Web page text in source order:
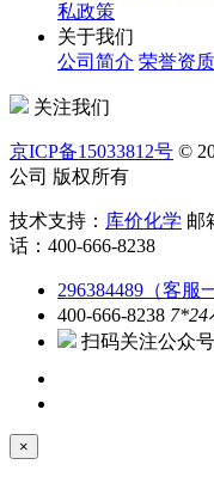
私政策
关于我们
公司简介 荣誉资质
关注我们
京ICP备15033812号 ©
公司 版权所有
技术支持： 库价化学 邮
话：400-666-8238
296384489（客服
400-666-8238 7*24
扫码关注公众号
×